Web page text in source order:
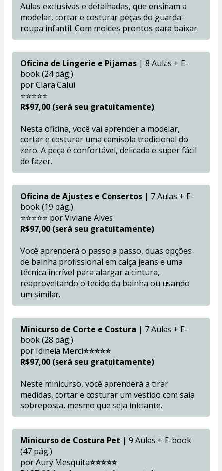
Aulas exclusivas e detalhadas, que ensinam a
modelar, cortar e costurar peças do guarda-
roupa infantil. Com moldes prontos para baixar.
Oficina de Lingerie e Pijamas | 8 Aulas + E-
book (24 pág.)
por Clara Calui
⭐⭐⭐⭐⭐
R$97,00 (será seu gratuitamente)
Nesta oficina, você vai aprender a modelar,
cortar e costurar uma camisola tradicional do
zero. A peça é confortável, delicada e super fácil
de fazer.
Oficina de Ajustes e Consertos | 7 Aulas + E-
book (19 pág.)
⭐⭐⭐⭐⭐ por Viviane Alves
R$97,00 (será seu gratuitamente)
Você aprenderá o passo a passo, duas opções
de bainha profissional em calça jeans e uma
técnica incrível para alargar a cintura,
reaproveitando o tecido da bainha ou usando
um similar.
Minicurso de Corte e Costura | 7 Aulas + E-
book (28 pág.)
por Idineia Merci⭐⭐⭐⭐⭐
R$97,00 (será seu gratuitamente)
Neste minicurso, você aprenderá a tirar
medidas, cortar e costurar um vestido com saia
sobreposta, mesmo que seja iniciante.
Minicurso de Costura Pet | 9 Aulas + E-book
(47 pág.)
por Aury Mesquita⭐⭐⭐⭐⭐